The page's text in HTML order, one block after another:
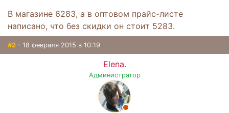
В магазине 6283, а в оптовом прайс-листе
написано, что без скидки он стоит 5283.
#2 - 18 февраля 2015 в 10:19
Elena.
Администратор